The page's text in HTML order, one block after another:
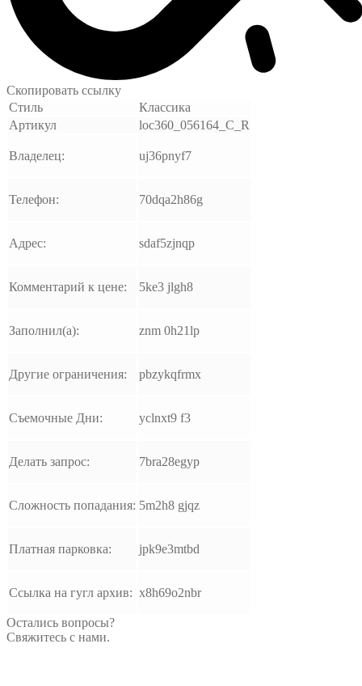
Скопировать ссылку
Стиль
Классика
Артикул
loc360_056164_C_R
Владелец: uj36pnyf7
Телефон: 70dqa2h86g
Адрес: sdaf5zjnqp
Комментарий к цене: 5ke3 jlgh8
Заполнил(а): znm 0h21lp
Другие ограничения: pbzykqfrmx
Съемочные Дни: yclnxt9 f3
Делать запрос: 7bra28egyp
Сложность попадания: 5m2h8 gjqz
Платная парковка: jpk9e3mtbd
Ссылка на гугл архив: x8h69o2nbr
Остались вопросы?
Свяжитесь с нами.